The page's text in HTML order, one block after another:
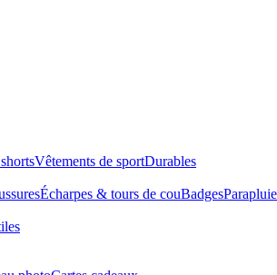
Vêtements de sportDurables
Écharpes & tours de couBadges